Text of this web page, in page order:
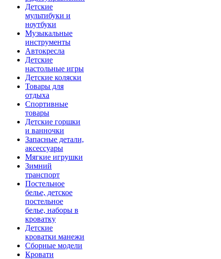
Детские
мультибуки и
ноутбуки
Музыкальные
инструменты
Автокресла
Детские
настольные игры
Детские коляски
Товары для
отдыха
Спортивные
товары
Детские горшки
и ванночки
Запасные детали,
аксессуары
Мягкие игрушки
Зимний
транспорт
Постельное
белье, детское
постельное
белье, наборы в
кроватку
Детские
кроватки манежи
Сборные модели
Кровати